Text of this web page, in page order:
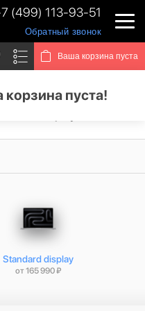
(499) 113-93-51
Обратный звонок
Ваша корзина пуста
корзина пуста!
Pro (M5 Pro)
Standard display
от 165 990 ₽